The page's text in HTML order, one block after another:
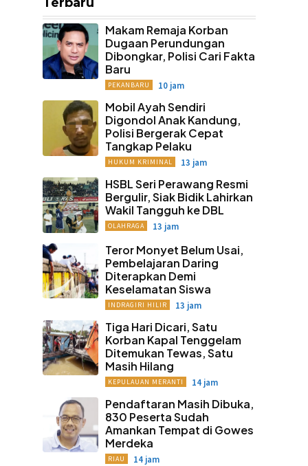
Makam Remaja Korban
Dugaan Perundungan
Dibongkar, Polisi Cari Fakta
Baru
PEKANBARU 10 jam
Mobil Ayah Sendiri
Digondol Anak Kandung,
Polisi Bergerak Cepat
Tangkap Pelaku
HUKUM KRIMINAL 13 jam
HSBL Seri Perawang Resmi
Bergulir, Siak Bidik Lahirkan
Wakil Tangguh ke DBL
OLAHRAGA 13 jam
Teror Monyet Belum Usai,
Pembelajaran Daring
Diterapkan Demi
Keselamatan Siswa
INDRAGIRI HILIR 13 jam
Tiga Hari Dicari, Satu
Korban Kapal Tenggelam
Ditemukan Tewas, Satu
Masih Hilang
KEPULAUAN MERANTI 14 jam
Pendaftaran Masih Dibuka,
830 Peserta Sudah
Amankan Tempat di Gowes
Merdeka
RIAU 14 jam